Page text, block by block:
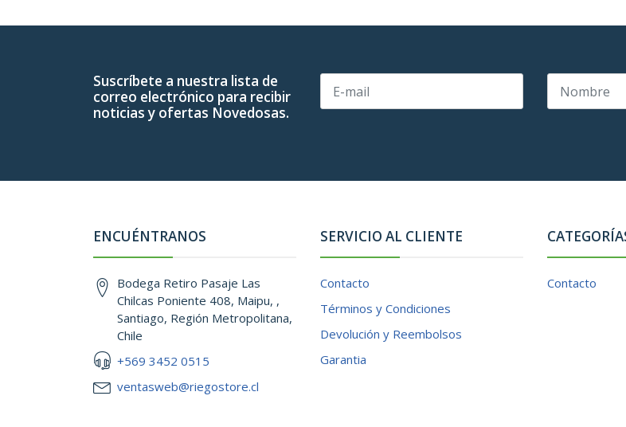
Suscríbete a nuestra lista de
correo electrónico para recibir
noticias y ofertas Novedosas.
ENCUÉNTRANOS
Bodega Retiro Pasaje Las
Chilcas Poniente 408, Maipu, ,
Santiago, Región Metropolitana,
Chile
+569 3452 0515
ventasweb@riegostore.cl
SERVICIO AL CLIENTE
Contacto
Términos y Condiciones
Devolución y Reembolsos
Garantia
Contacto